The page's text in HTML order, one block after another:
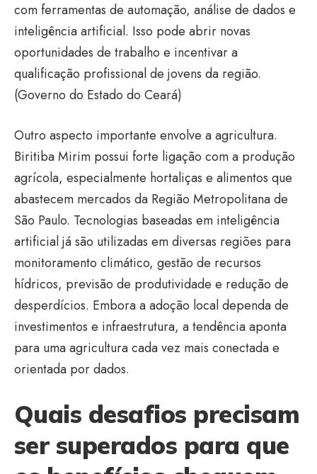
com ferramentas de automação, análise de dados e
inteligência artificial. Isso pode abrir novas
oportunidades de trabalho e incentivar a
qualificação profissional de jovens da região.
(Governo do Estado do Ceará)
Outro aspecto importante envolve a agricultura.
Biritiba Mirim possui forte ligação com a produção
agrícola, especialmente hortaliças e alimentos que
abastecem mercados da Região Metropolitana de
São Paulo. Tecnologias baseadas em inteligência
artificial já são utilizadas em diversas regiões para
monitoramento climático, gestão de recursos
hídricos, previsão de produtividade e redução de
desperdícios. Embora a adoção local dependa de
investimentos e infraestrutura, a tendência aponta
para uma agricultura cada vez mais conectada e
orientada por dados.
Quais desafios precisam
ser superados para que